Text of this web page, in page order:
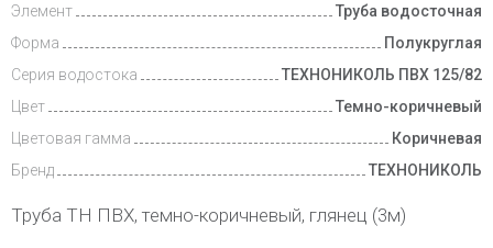
Элемент
Труба водосточная
Форма
Полукруглая
Серия водостока
ТЕХНОНИКОЛЬ ПВХ 125/82
Цвет
Темно-коричневый
Цветовая гамма
Коричневая
Бренд
ТЕХНОНИКОЛЬ
Труба ТН ПВХ, темно-коричневый, глянец (3м)